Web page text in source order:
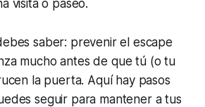
visita o paseo.
saber: prevenir el escape
mucho antes de que tú (o tu
la puerta. Aquí hay pasos
seguir para mantener a tus